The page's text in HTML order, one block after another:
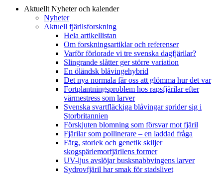
Aktuellt Nyheter och kalender
Nyheter
Aktuell fjärilsforskning
Hela artikellistan
Om forskningsartiklar och referenser
Varför förlorade vi tre svenska dagfjärilar?
Slingrande slåtter ger större variation
En öländsk blåvingehybrid
Det nya normala får oss att glömma hur det var
Fortplantningsproblem hos rapsfjärilar efter
värmestress som larver
Svenska svartfläckiga blåvingar sprider sig i
Storbritannien
Förskjuten blomning som försvar mot fjäril
Fjärilar som pollinerare – en laddad fråga
Färg, storlek och genetik skiljer
skogspärlemorfjärilens former
UV-ljus avslöjar busksnabbvingens larver
Sydrovfjäril har smak för stadslivet